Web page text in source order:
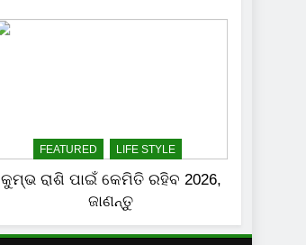
FEATURED LIFE STYLE
କୁମ୍ଭ ରାଶି ପାଇଁ କେମିତି ରହିବ 2026,
ଜାଣନ୍ତୁ